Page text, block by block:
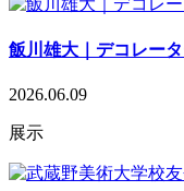
飯川雄大｜デコレー
2026.06.09
展示